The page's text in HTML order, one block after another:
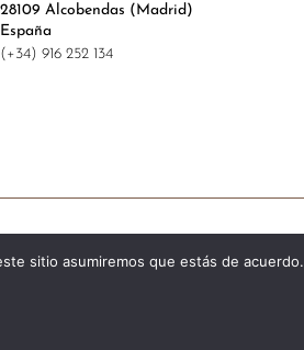
28109 Alcobendas (Madrid)
España
(+34) 916 252 134
sitio asumiremos que estás de acuerdo.